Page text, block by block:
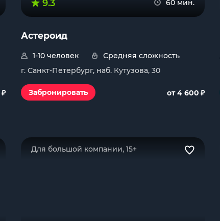
₽
9.3 60 мин.
Астероид
1-10 человек
Средняя сложность
г. Санкт-Петербург, наб. Кутузова, 30
Забронировать от 4 600 ₽
Для большой компании, 15+